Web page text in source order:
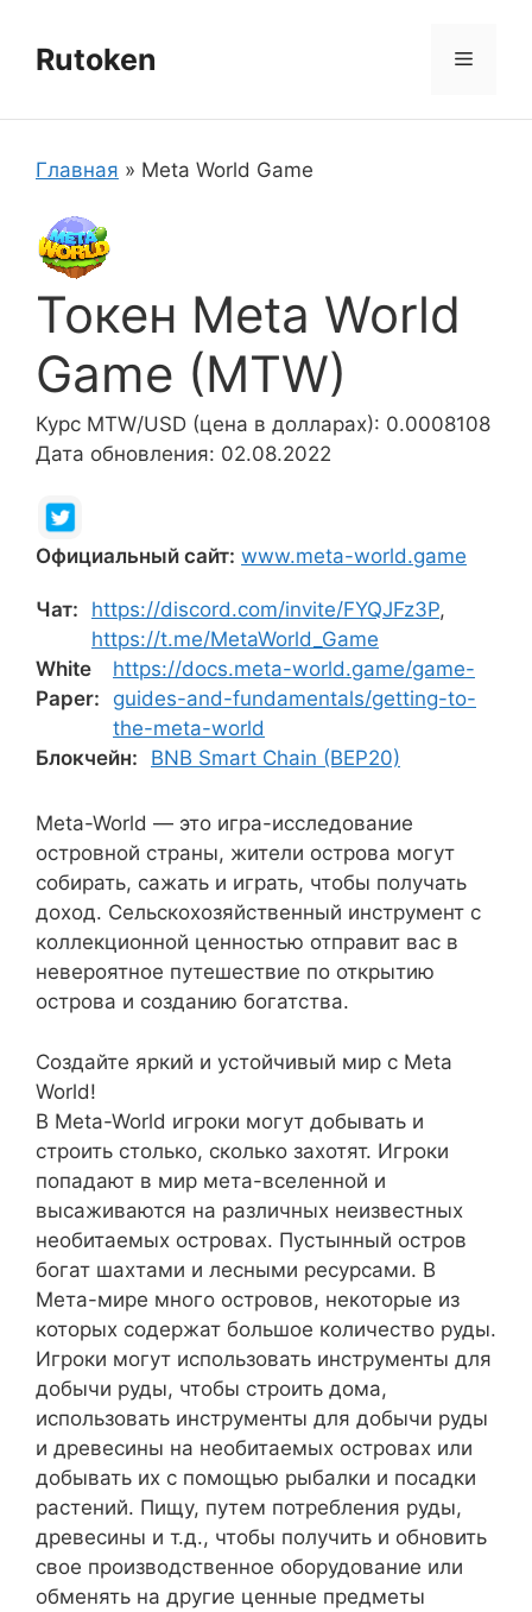
содержимому
Rutoken Меню
Главная » Meta World Game
Токен Meta World
Game (MTW)
Курс MTW/USD (цена в долларах): 0.0008108
Дата обновления: 02.08.2022
Официальный сайт: www.meta-world.game
Чат: https://discord.com/invite/FYQJFz3P,
https://t.me/MetaWorld_Game
White
Paper:
https://docs.meta-world.game/game-
guides-and-fundamentals/getting-to-
the-meta-world
Блокчейн:
BNB Smart Chain (BEP20)
Meta-World — это игра-исследование
островной страны, жители острова могут
собирать, сажать и играть, чтобы получать
доход. Сельскохозяйственный инструмент с
коллекционной ценностью отправит вас в
невероятное путешествие по открытию
острова и созданию богатства.
Создайте яркий и устойчивый мир с Meta
World!
В Meta-World игроки могут добывать и
строить столько, сколько захотят. Игроки
попадают в мир мета-вселенной и
высаживаются на различных неизвестных
необитаемых островах. Пустынный остров
богат шахтами и лесными ресурсами. В
Мета-мире много островов, некоторые из
которых содержат большое количество руды.
Игроки могут использовать инструменты для
добычи руды, чтобы строить дома,
использовать инструменты для добычи руды
и древесины на необитаемых островах или
добывать их с помощью рыбалки и посадки
растений. Пищу, путем потребления руды,
древесины и т.д., чтобы получить и обновить
свое производственное оборудование или
обменять на другие ценные предметы